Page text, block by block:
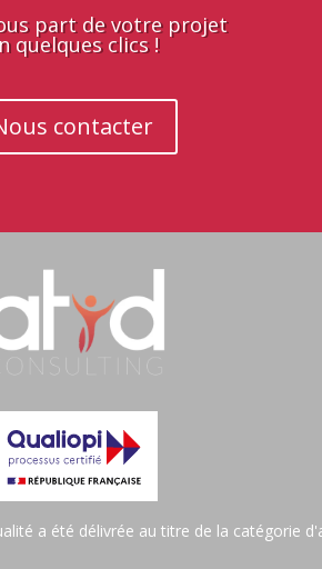
part de votre projet
quelques clics !
contacter
a été délivrée au titre de la catégorie